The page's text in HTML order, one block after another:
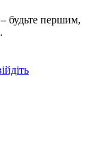
будьте першим,